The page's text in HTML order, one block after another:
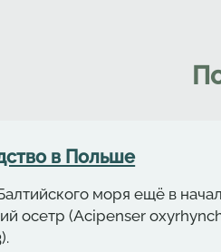
в Польше
моря ещё в
осетр (Acipenser